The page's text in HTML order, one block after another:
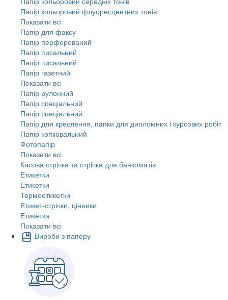
Папір кольоровий флуоресцентних тонів
Показати всі
Папір для факсу
Папір перфорований
Папір писальний
Папір писальний
Папір газетний
Показати всі
Папір рулонний
Папір спеціальний
Папір спеціальний
Папір для креслення, папки для дипломних і курсових робіт
Папір копіювальний
Фотопапір
Показати всі
Касова стрічка та стрічка для банкоматів
Етикетки
Етикетки
Термоетикетки
Етикет-стрічки, цінники
Етикетка
Показати всі
Вироби з паперу